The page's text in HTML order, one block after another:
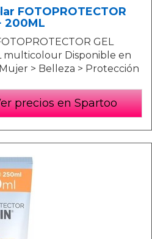
FOTOPROTECTOR
200ML
GEL
multicolour Disponible en
> Belleza > Protección
precios en Spartoo